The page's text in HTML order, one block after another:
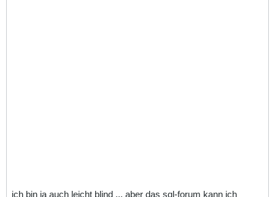
ich bin ja auch leicht blind ... aber das sql-forum kann ich